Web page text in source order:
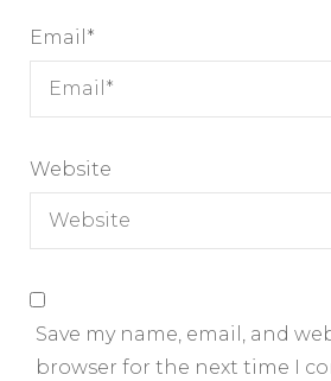
Email *
Website
Save my name, email, and
browser for the next time I